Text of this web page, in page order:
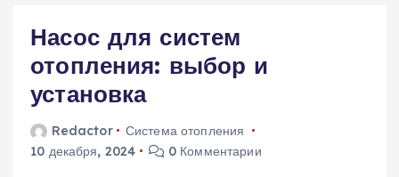
Насос для систем
отопления: выбор и
установка
Redactor
Система отопления
10 декабря, 2024
0 Комментарии